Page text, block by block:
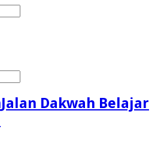
Jalan Dakwah Belajar